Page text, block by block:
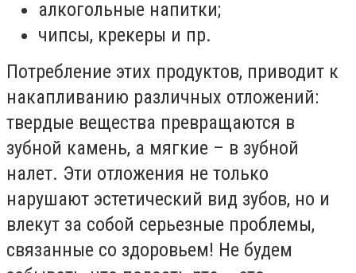
алкогольные напитки;
чипсы, крекеры и пр.
Потребление этих продуктов, приводит к
накапливанию различных отложений:
твердые вещества превращаются в
зубной камень, а мягкие – в зубной
налет. Эти отложения не только
нарушают эстетический вид зубов, но и
влекут за собой серьезные проблемы,
связанные со здоровьем! Не будем